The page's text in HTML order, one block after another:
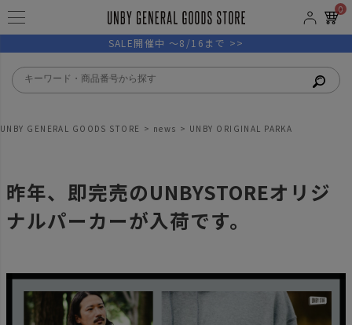
0
SALE開催中 ～8/16まで >>
UNBY GENERAL GOODS STORE news UNBY ORIGINAL PARKA
昨年、即完売のUNBYSTOREオリジ
ナルパーカーが入荷です。